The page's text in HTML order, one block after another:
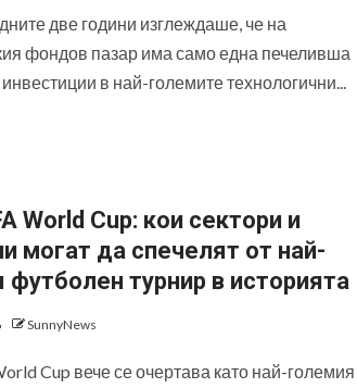
две години изглеждаше, че на
фондов пазар има само една печеливша
в най-големите технологични...
World Cup: кои сектори и
могат да спечелят от най-
футболен турнир в историята
SunnyNews
Cup вече се очертава като най-големия